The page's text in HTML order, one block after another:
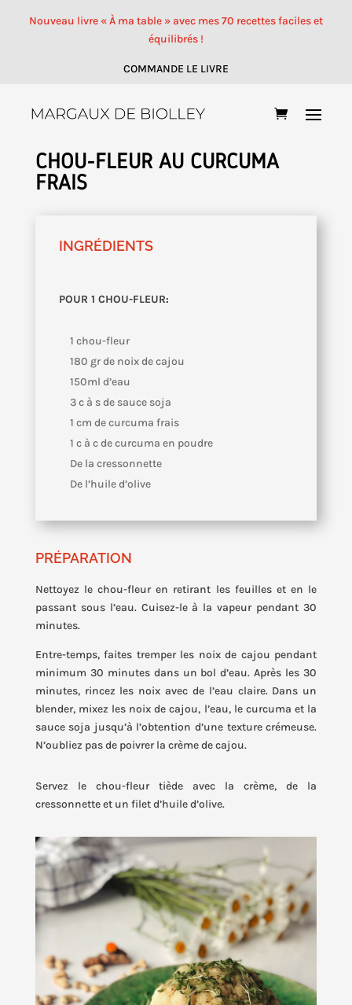
Nouveau livre « À ma table » avec mes 70 recettes faciles et
équilibrés !
COMMANDE LE LIVRE
CHOU-FLEUR AU CURCUMA
FRAIS
INGRÉDIENTS
POUR 1 CHOU-FLEUR:
1 chou-fleur
180 gr de noix de cajou
150ml d’eau
3 c à s de sauce soja
1 cm de curcuma frais
1 c à c de curcuma en poudre
De la cressonnette
De l’huile d’olive
PRÉPARATION
Nettoyez le chou-fleur en retirant les feuilles et en le
passant sous l’eau. Cuisez-le à la vapeur pendant 30
minutes.
Entre-temps, faites tremper les noix de cajou pendant
minimum 30 minutes dans un bol d’eau. Après les 30
minutes, rincez les noix avec de l’eau claire. Dans un
blender, mixez les noix de cajou, l’eau, le curcuma et la
sauce soja jusqu’à l’obtention d’une texture crémeuse.
N’oubliez pas de poivrer la crème de cajou.
Servez le chou-fleur tiède avec la crème, de la
cressonnette et un filet d’huile d’olive.